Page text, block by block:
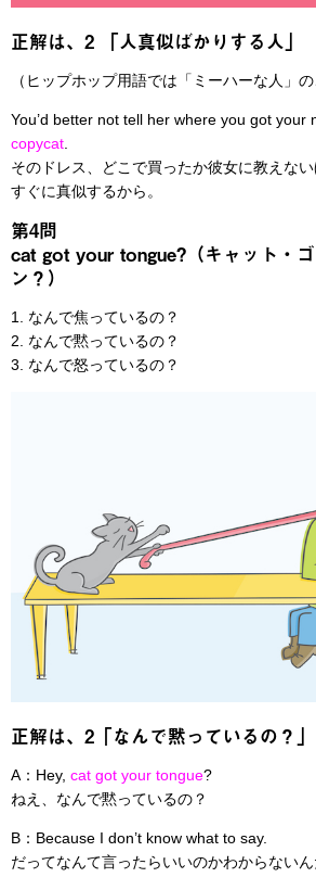
正解は、2 「人真似ばかりする人」
（ヒップホップ用語では「ミーハーな人」の
You’d better not tell her where you got your
copycat.
そのドレス、どこで買ったか彼女に教えない
すぐに真似するから。
第4問
cat got your tongue?（キャット・
ン？）
1. なんで焦っているの？
2. なんで黙っているの？
3. なんで怒っているの？
正解は、2「なんで黙っているの？」
A：Hey, cat got your tongue?
ねえ、なんで黙っているの？
B：Because I don’t know what to say.
だってなんて言ったらいいのかわからないん